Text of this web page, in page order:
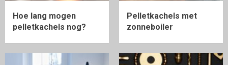
Hoe lang mogen
pelletkachels nog?
Pelletkachels met
zonneboiler